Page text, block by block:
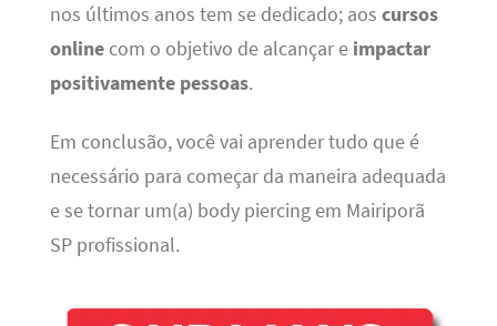
nos últimos anos tem se dedicado; aos cursos
onlinecom o objetivo de alcançar e impactar
positivamente pessoas.
Em conclusão, você vai aprender tudo que é
necessário para começar da maneira adequada
e se tornar um(a) body piercing em Mairiporã
SP profissional.